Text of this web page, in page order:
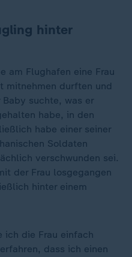
hinter
am Flughafen eine Frau
mitnehmen durften und
suchte, was er
habe, in den
habe einer seiner
Soldaten
verschwunden sei.
der Frau losgegangen
hinter einem
die Frau einfach
dass ich einen